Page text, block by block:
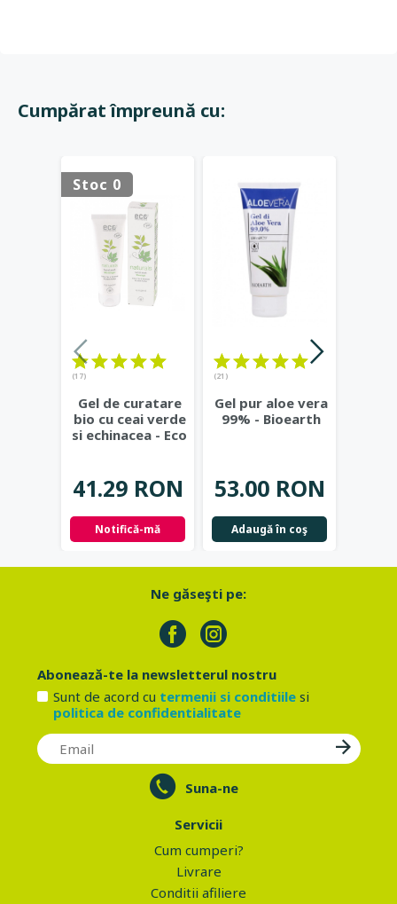
Cumpărat împreună cu:
Stoc 0
(17)
Gel de curatare
bio cu ceai verde
si echinacea - Eco
41.29 RON
Notifică-mă
(21)
Gel pur aloe vera
99% - Bioearth
53.00 RON
Adaugă în coş
Ne găseşti pe:
Abonează-te la newsletterul nostru
Sunt de acord cu termenii si conditiilesi
politica de confidentialitate
Suna-ne
Servicii
Cum cumperi?
Livrare
Conditii afiliere